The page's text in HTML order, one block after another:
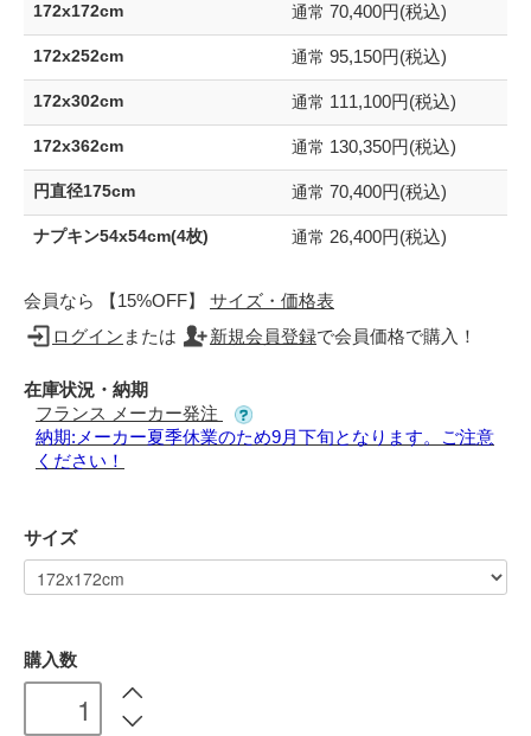
172x172cm 通常 70,400円(税込)
172x252cm 通常 95,150円(税込)
172x302cm 通常 111,100円(税込)
172x362cm 通常 130,350円(税込)
円直径175cm 通常 70,400円(税込)
ナプキン54x54cm(4枚) 通常 26,400円(税込)
会員なら 【15%OFF】 サイズ・価格表
ログイン または 新規会員登録で会員価格で購入！
在庫状況・納期
フランス メーカー発注
納期:メーカー夏季休業のため9月下旬となります。ご注意
ください！
サイズ
購入数